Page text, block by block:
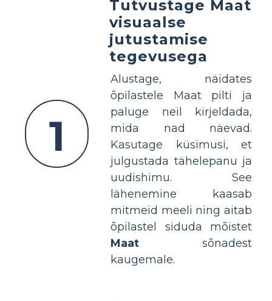
1
Tutvustage Maat
visuaalse
jutustamise
tegevusega
Alustage, näidates
õpilastele Maat pilti ja
paluge neil kirjeldada,
mida nad näevad.
Kasutage küsimusi, et
julgustada tähelepanu ja
uudishimu. See
lähenemine kaasab
mitmeid meeli ning aitab
õpilastel siduda mõistet
Maat sõnadest
kaugemale.